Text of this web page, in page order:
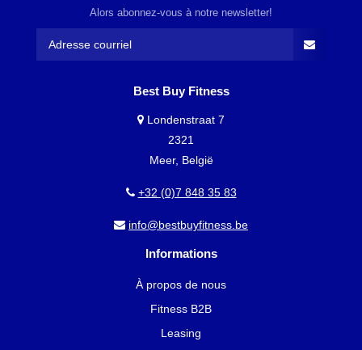
Alors abonnez-vous à notre newsletter!
Best Buy Fitness
Londenstraat 7
2321
Meer, België
+32 (0)7 848 35 83
info@bestbuyfitness.be
Informations
À propos de nous
Fitness B2B
Leasing